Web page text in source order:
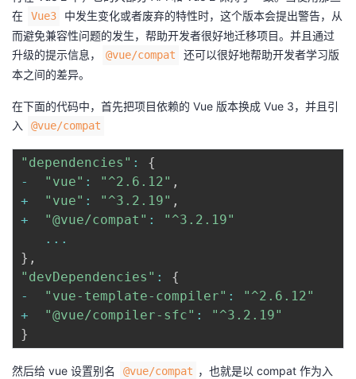
在
Vue3
中发生变化或者废弃的特性时，这个版本会提出警告，从
而避免兼容性问题的发生，帮助开发者很好地迁移项目。并且通过
升级的提示信息，
@vue/compat
还可以很好地帮助开发者学习版
本之间的差异。
在下面的代码中，首先把项目依赖的 Vue 版本换成 Vue 3，并且引
入
@vue/compat
"dependencies" :
{
-
"vue" : "^2.6.12" ,
+
"vue" : "^3.2.19" ,
+
"@vue/compat" :
"^3.2.19"
...
} ,
"devDependencies" :
{
-
"vue-template-compiler" :
"^2.6.12"
+
"@vue/compiler-sfc" :
"^3.2.19"
}
然后给 vue 设置别名 @vue/compat ，也就是以 compat 作为入